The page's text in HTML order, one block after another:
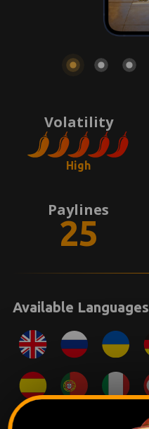
Volatility
High
Paylines
25
Available Languages